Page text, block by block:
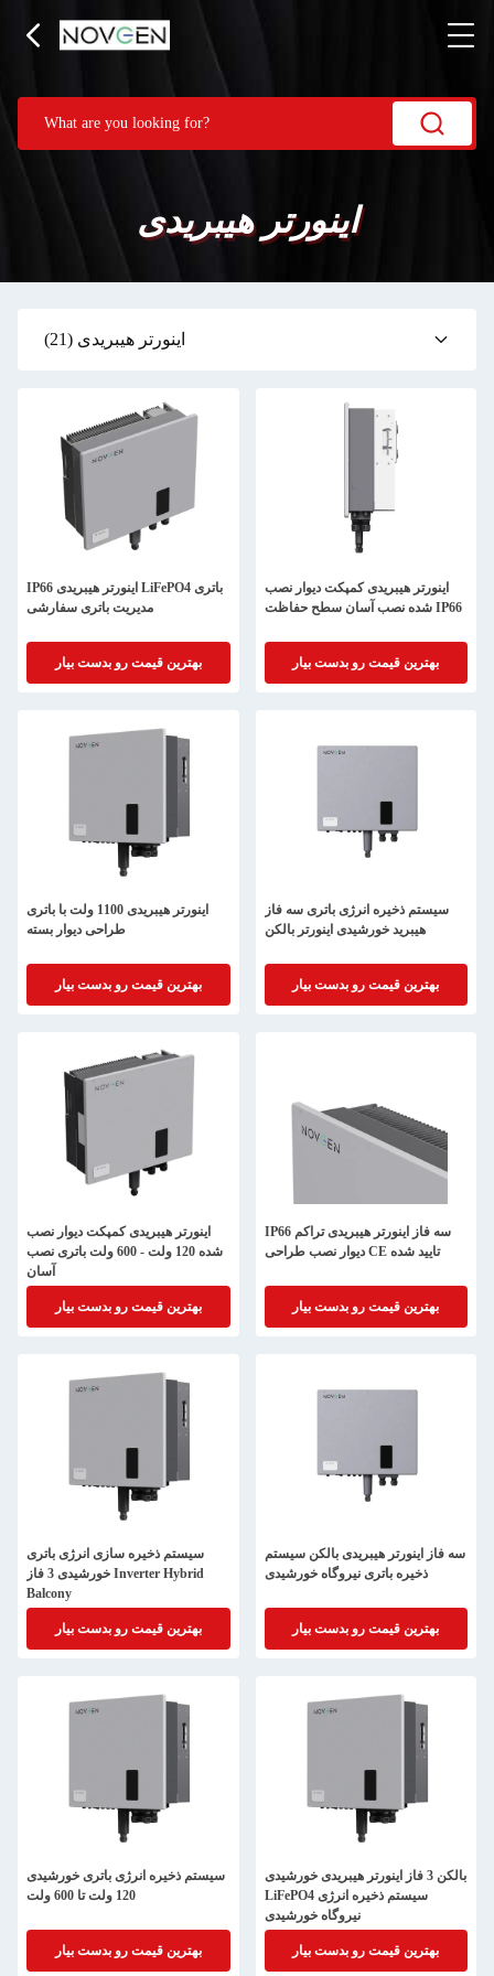
اینورتر هیبریدی
اینورتر هیبریدی (21)
IP66 اینورتر هیبریدی LiFePO4 باتری
مدیریت باتری سفارشی
بهترین قیمت رو بدست بیار
اینورتر هیبریدی کمپکت دیوار نصب
شده نصب آسان سطح حفاظت IP66
بهترین قیمت رو بدست بیار
اینورتر هیبریدی 1100 ولت با باتری
طراحی دیوار بسته
بهترین قیمت رو بدست بیار
سیستم ذخیره انرژی باتری سه فاز
هیبرید خورشیدی اینورتر بالکن
بهترین قیمت رو بدست بیار
اینورتر هیبریدی کمپکت دیوار نصب
شده 120 ولت - 600 ولت باتری نصب
آسان
بهترین قیمت رو بدست بیار
IP66 سه فاز اینورتر هیبریدی تراکم
دیوار نصب طراحی CE تایید شده
بهترین قیمت رو بدست بیار
سیستم ذخیره سازی انرژی باتری
خورشیدی 3 فاز Inverter Hybrid
Balcony
بهترین قیمت رو بدست بیار
سه فاز اینورتر هیبریدی بالکن سیستم
ذخیره باتری نیروگاه خورشیدی
بهترین قیمت رو بدست بیار
سیستم ذخیره انرژی باتری خورشیدی
120 ولت تا 600 ولت
بهترین قیمت رو بدست بیار
بالکن 3 فاز اینورتر هیبریدی خورشیدی
LiFePO4 سیستم ذخیره انرژی
نیروگاه خورشیدی
بهترین قیمت رو بدست بیار